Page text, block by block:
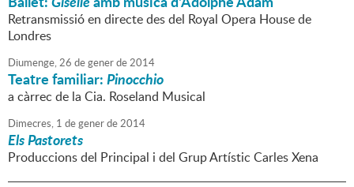
Retransmissió en directe des del Royal Opera House de
Londres
Diumenge,26 degenerde2014
Teatre familiar:Pinocchio
a càrrec de la Cia. Roseland Musical
Dimecres, 1 degenerde2014
Els Pastorets
Produccions del Principal i del Grup Artístic Carles Xena